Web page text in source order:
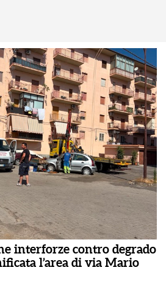
interforze contro degrado
l’area di via Mario